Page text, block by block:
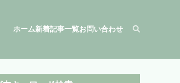
ホーム新着記事一覧お問い合わせ